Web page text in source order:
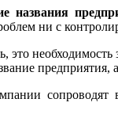
названия
ни с
это
сопроводят